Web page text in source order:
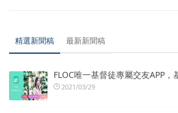
精選新聞稿 最新新聞稿
FLOC唯一基督徒專屬交友APP，
2021/03/29